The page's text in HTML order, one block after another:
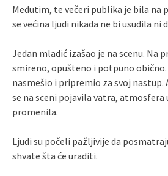
Međutim, te večeri publika je bila na
se većina ljudi nikada ne bi usudila ni
Jedan mladić izašao je na scenu. Na
smireno, opušteno i potpuno obično.
nasmešio i pripremio za svoj
se na sceni pojavila vatra, atmosfera
promenila.
Ljudi su počeli pažljivije da
shvate šta će uraditi.